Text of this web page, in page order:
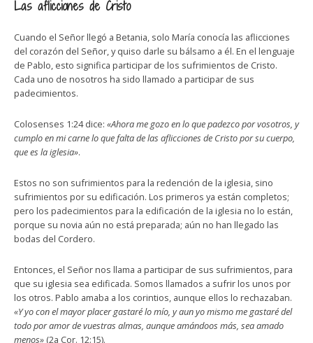
Las aflicciones de Cristo
Cuando el Señor llegó a Betania, solo María conocía las aflicciones
del corazón del Señor, y quiso darle su bálsamo a él. En el lenguaje
de Pablo, esto significa participar de los sufrimientos de Cristo.
Cada uno de nosotros ha sido llamado a participar de sus
padecimientos.
Colosenses 1:24 dice: «Ahora me gozo en lo que padezco por vosotros, y
cumplo en mi carne lo que falta de las aflicciones de Cristo por su cuerpo,
que es la iglesia».
Estos no son sufrimientos para la redención de la iglesia, sino
sufrimientos por su edificación. Los primeros ya están completos;
pero los padecimientos para la edificación de la iglesia no lo están,
porque su novia aún no está preparada; aún no han llegado las
bodas del Cordero.
Entonces, el Señor nos llama a participar de sus sufrimientos, para
que su iglesia sea edificada. Somos llamados a sufrir los unos por
los otros. Pablo amaba a los corintios, aunque ellos lo rechazaban.
«Y yo con el mayor placer gastaré lo mío, y aun yo mismo me gastaré del
todo por amor de vuestras almas, aunque amándoos más, sea amado
menos» (2a Cor. 12:15).